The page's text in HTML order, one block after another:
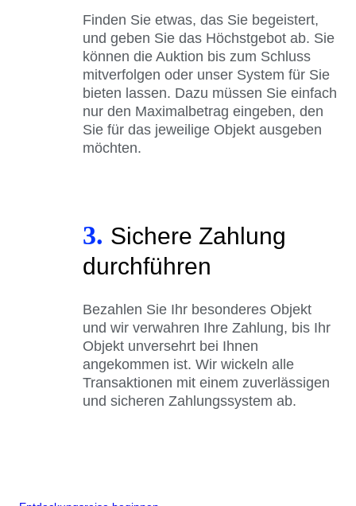
Finden Sie etwas, das Sie begeistert,
und geben Sie das Höchstgebot ab. Sie
können die Auktion bis zum Schluss
mitverfolgen oder unser System für Sie
bieten lassen. Dazu müssen Sie einfach
nur den Maximalbetrag eingeben, den
Sie für das jeweilige Objekt ausgeben
möchten.
3. Sichere Zahlung
durchführen
Bezahlen Sie Ihr besonderes Objekt
und wir verwahren Ihre Zahlung, bis Ihr
Objekt unversehrt bei Ihnen
angekommen ist. Wir wickeln alle
Transaktionen mit einem zuverlässigen
und sicheren Zahlungssystem ab.